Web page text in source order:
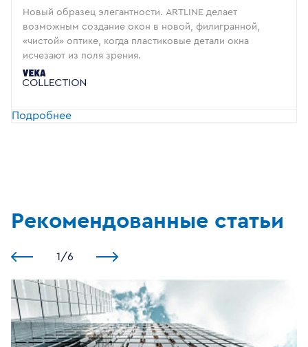
Новый образец элегантности. ARTLINE делает
возможным создание окон в новой, филигранной,
«чистой» оптике, когда пластиковые детали окна
исчезают из поля зрения.
Подробнее
Рекомендованные статьи
1 /6